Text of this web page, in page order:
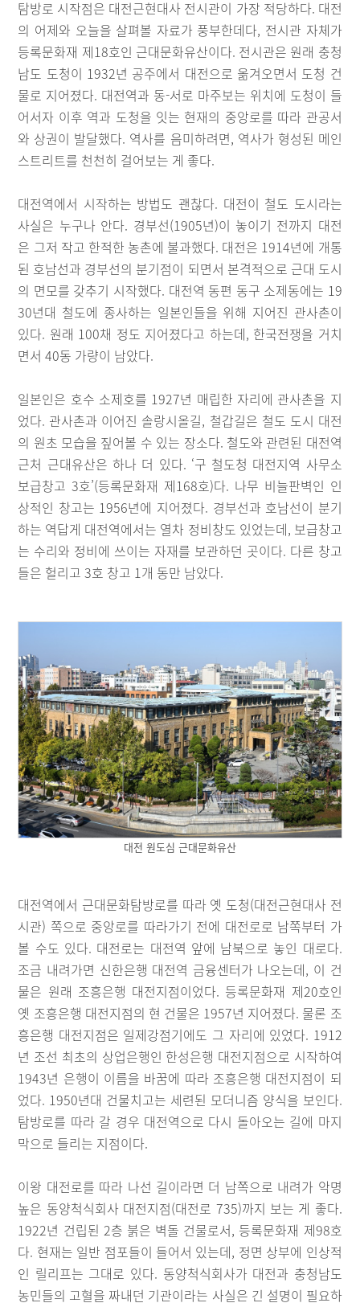
탐방로 시작점은 대전근현대사 전시관이 가장 적당하다. 대전
의 어제와 오늘을 살펴볼 자료가 풍부한데다, 전시관 자체가
등록문화재 제18호인 근대문화유산이다. 전시관은 원래 충청
남도 도청이 1932년 공주에서 대전으로 옮겨오면서 도청 건
물로 지어졌다. 대전역과 동-서로 마주보는 위치에 도청이 들
어서자 이후 역과 도청을 잇는 현재의 중앙로를 따라 관공서
와 상권이 발달했다. 역사를 음미하려면, 역사가 형성된 메인
스트리트를 천천히 걸어보는 게 좋다.
대전역에서 시작하는 방법도 괜찮다. 대전이 철도 도시라는
사실은 누구나 안다. 경부선(1905년)이 놓이기 전까지 대전
은 그저 작고 한적한 농촌에 불과했다. 대전은 1914년에 개통
된 호남선과 경부선의 분기점이 되면서 본격적으로 근대 도시
의 면모를 갖추기 시작했다. 대전역 동편 동구 소제동에는 19
30년대 철도에 종사하는 일본인들을 위해 지어진 관사촌이
있다. 원래 100채 정도 지어졌다고 하는데, 한국전쟁을 거치
면서 40동 가량이 남았다.
일본인은 호수 소제호를 1927년 매립한 자리에 관사촌을 지
었다. 관사촌과 이어진 솔랑시올길, 철갑길은 철도 도시 대전
의 원초 모습을 짚어볼 수 있는 장소다. 철도와 관련된 대전역
근처 근대유산은 하나 더 있다. ‘구 철도청 대전지역 사무소
보급창고 3호’(등록문화재 제168호)다. 나무 비늘판벽인 인
상적인 창고는 1956년에 지어졌다. 경부선과 호남선이 분기
하는 역답게 대전역에서는 열차 정비창도 있었는데, 보급창고
는 수리와 정비에 쓰이는 자재를 보관하던 곳이다. 다른 창고
들은 헐리고 3호 창고 1개 동만 남았다.
대전 원도심 근대문화유산
대전역에서 근대문화탐방로를 따라 옛 도청(대전근현대사 전
시관) 쪽으로 중앙로를 따라가기 전에 대전로로 남쪽부터 가
볼 수도 있다. 대전로는 대전역 앞에 남북으로 놓인 대로다.
조금 내려가면 신한은행 대전역 금융센터가 나오는데, 이 건
물은 원래 조흥은행 대전지점이었다. 등록문화재 제20호인
옛 조흥은행 대전지점의 현 건물은 1957년 지어졌다. 물론 조
흥은행 대전지점은 일제강점기에도 그 자리에 있었다. 1912
년 조선 최초의 상업은행인 한성은행 대전지점으로 시작하여
1943년 은행이 이름을 바꿈에 따라 조흥은행 대전지점이 되
었다. 1950년대 건물치고는 세련된 모더니즘 양식을 보인다.
탐방로를 따라 갈 경우 대전역으로 다시 돌아오는 길에 마지
막으로 들리는 지점이다.
이왕 대전로를 따라 나선 길이라면 더 남쪽으로 내려가 악명
높은 동양척식회사 대전지점(대전로 735)까지 보는 게 좋다.
1922년 건립된 2층 붉은 벽돌 건물로서, 등록문화재 제98호
다. 현재는 일반 점포들이 들어서 있는데, 정면 상부에 인상적
인 릴리프는 그대로 있다. 동양척식회사가 대전과 충청남도
농민들의 고혈을 짜내던 기관이라는 사실은 긴 설명이 필요하